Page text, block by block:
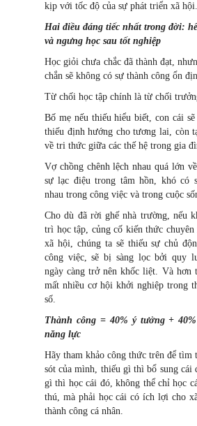
kịp với tốc độ của sự phát triển xã hội.
Hai điều đáng tiếc nhất trong đời:
và ngưng học sau tốt nghiệp
Học giỏi chưa chắc đã thành đạt,
chắn sẽ không có sự thành công ổn
Từ chối học tập chính là từ chối
Bố mẹ nếu thiếu hiểu biết, con cái
thiếu định hướng cho tương lai, còn
về tri thức giữa các thế hệ trong gia
Vợ chồng chênh lệch nhau quá lớn
sự lạc điệu trong tâm hồn, khó có
nhau trong công việc và trong cuộc
Cho dù đã rời ghế nhà trường, nếu
trì học tập, củng cố kiến thức
xã hội, chúng ta sẽ thiếu sự chủ
công việc, sẽ bị sàng lọc bởi quy
ngày càng trở nên khốc liệt. Và hơn
mất nhiều cơ hội khởi nghiệp trong
số.
Thành công = 40% ý tưởng +
năng lực
Hãy tham khảo công thức trên để tìm
sót của mình, thiếu gì thì bổ sung cái
gì thì học cái đó, không thể chỉ học
thú, mà phải học cái có ích lợi cho
thành công cá nhân.